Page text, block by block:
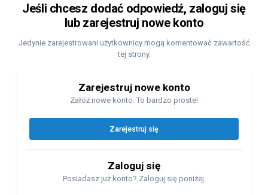
Jeśli chcesz dodać odpowiedź, zaloguj się
lub zarejestruj nowe konto
Jedynie zarejestrowani użytkownicy mogą komentować zawartość
tej strony.
Zarejestruj nowe konto
Załóż nowe konto. To bardzo proste!
Zarejestruj się
Zaloguj się
Posiadasz już konto? Zaloguj się poniżej.